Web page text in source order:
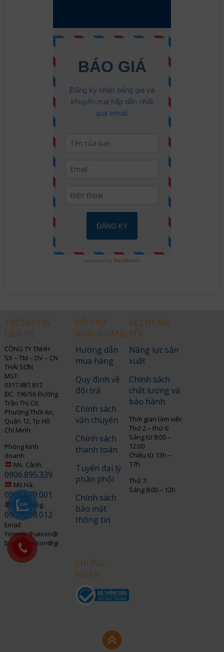
THÔNG TIN
LIÊN HỆ
CÔNG TY TNHH
SX – TM – DV – CN
THÁI SƠN
MST:
0317.887.817
ĐC: 196/56 Đường
Trần Thị Cờ,
Phường Thới An,
Quận 12, Tp Hồ
Chí Minh
Phòng kinh
doanh
Ms. Cảnh:
0906.895.339
Ms.Hà:
0905.679.001
Mr. Thắng :
0907.398.012
Email:
Yenngo.thaison@gmail.com
baohothaison@gmail.com
HỖ TRỢ
KHÁCH HÀNG
Hướng dẫn
mua hàng
Quy định về
đổi trả
Chính sách
vận chuyển
Chính sách
thanh toán
Tuyển đại lý
phân phối
Chính sách
bảo mật
thông tin
CHỨNG
NHẬN
VỀ CHÚNG
TÔI
Năng lực sản
xuất
Chính sách
chất lượng và
bảo hành
Thời gian làm việc
Thứ 2 – thứ 6:
Sáng từ 8:00 –
12:00
Chiều từ 13h –
17h
Thứ 7:
Sáng 8:00 – 12h